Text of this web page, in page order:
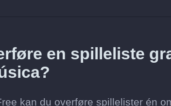
en spilleliste
kan du overføre spillelister én